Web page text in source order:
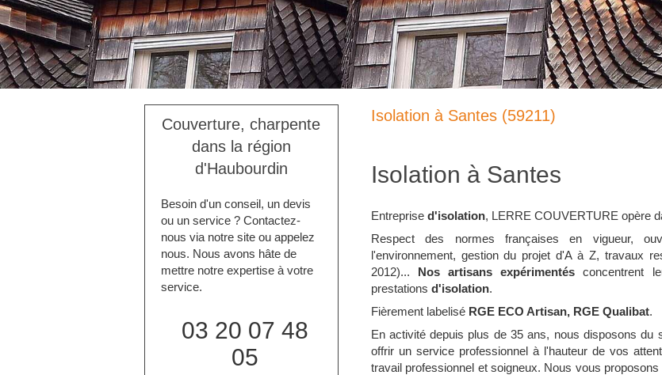
Isolation à Santes (59211)
Isolation à Santes
Entreprised'isolation, LERRE COUVERTURE opère
Respect des normes françaises en vigueur,
l'environnement, gestion du projet d'A à Z, travaux
2012)... Nos artisans expérimentés concentrent
prestations d'isolation.
Fièrement labelisé RGE ECO Artisan, RGE Qualibat.
En activité depuis plus de 35 ans, nous disposons du
offrir un service professionnel à l'hauteur de vos
travail professionnel et soigneux. Nous vous
Couverture, charpente
dans la région
d'Haubourdin
Besoin d'un conseil, un devis
ou un service ? Contactez-
nous via notre site ou appelez
nous. Nous avons hâte de
mettre notre expertise à votre
service.
03 20 07 48
05